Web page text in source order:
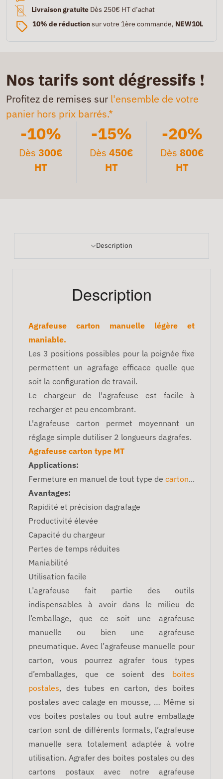
Livraison gratuite Dès 250€ HT d’achat
10% de réductionsur votre 1ère commande, NEW10L
Nos tarifs sont dégressifs !
Profitez de remises sur l'ensemble de votre
panier hors prix barrés.*
-10%
Dès300€
HT
-15%
Dès 450€
HT
-20%
Dès 800€
HT
Description
Description
Agrafeuse carton manuelle légère et
maniable.
Les 3 positions possibles pour la poignée fixe
permettent un agrafage efficace quelle que
soit la configuration de travail.
Le chargeur de l'agrafeuse est facile à
recharger et peu encombrant.
L'agrafeuse carton permet moyennant un
réglage simple dutiliser 2 longueurs dagrafes.
Agrafeuse carton type MT
Applications:
Fermeture en manuel de tout type de carton...
Avantages:
Rapidité et précision dagrafage
Productivité élevée
Capacité du chargeur
Pertes de temps réduites
Maniabilité
Utilisation facile
L’agrafeuse fait partie des outils
indispensables à avoir dans le milieu de
l’emballage, que ce soit une agrafeuse
manuelle ou bien une agrafeuse
pneumatique. Avec l’agrafeuse manuelle pour
carton, vous pourrez agrafer tous types
d’emballages, que ce soient des boites
postales, des tubes en carton, des boites
postales avec calage en mousse, … Même si
vos boites postales ou tout autre emballage
carton sont de différents formats, l’agrafeuse
manuelle sera totalement adaptée à votre
utilisation. Agrafer des boites postales ou des
cartons postaux avec notre agrafeuse